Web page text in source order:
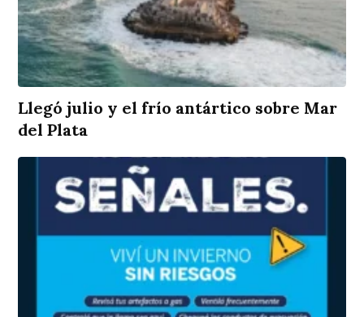
Llegó julio y el frío antártico sobre Mar
del Plata